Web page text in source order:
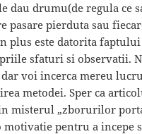
dau drumu(de regula ce
pasare pierduta sau
plus este datorita
sfaturi si observatii.
voi incerca mereu
metodei. Sper ca
misterul „zborurilor
motivatie pentru a incepe